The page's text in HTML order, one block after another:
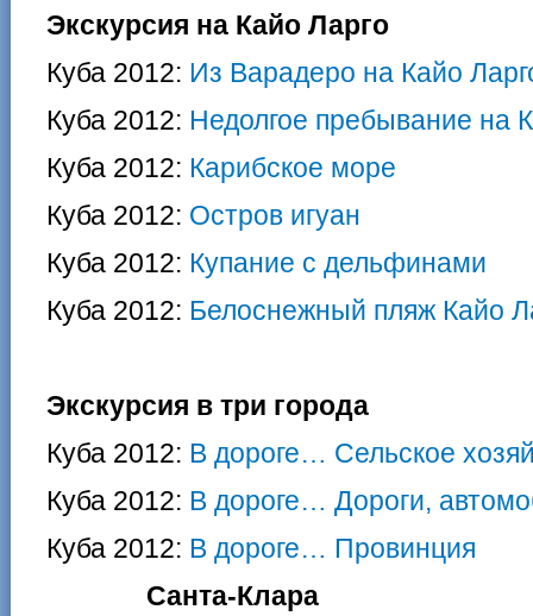
Экскурсия на Кайо Ларго
Куба 2012: Из Варадеро на Кайо
Куба 2012: Недолгое пребывание на
Куба 2012: Карибское море
Куба 2012: Остров игуан
Куба 2012: Купание с дельфинами
Куба 2012: Белоснежный пляж Кайо
Экскурсия в три города
Куба 2012: В дороге… Сельское
Куба 2012: В дороге… Дороги,
Куба 2012: В дороге… Провинция
Санта-Клара